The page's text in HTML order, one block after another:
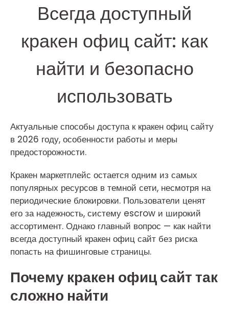
Всегда доступный
кракен офиц сайт: как
найти и безопасно
использовать
Актуальные способы доступа к кракен офиц сайту
в 2026 году, особенности работы и меры
предосторожности.
Кракен маркетплейс остается одним из самых
популярных ресурсов в темной сети, несмотря на
периодические блокировки. Пользователи ценят
его за надежность, систему escrow и широкий
ассортимент. Однако главный вопрос — как найти
всегда доступный кракен офиц сайт без риска
попасть на фишинговые страницы.
Почему кракен офиц сайт так
сложно найти